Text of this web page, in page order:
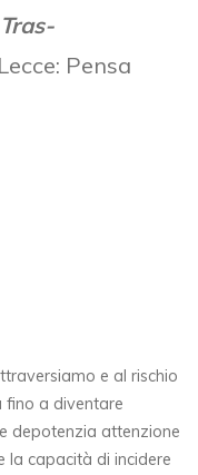
Pensa
e al rischio
fino a diventare
depotenzia attenzione
la capacità di incidere